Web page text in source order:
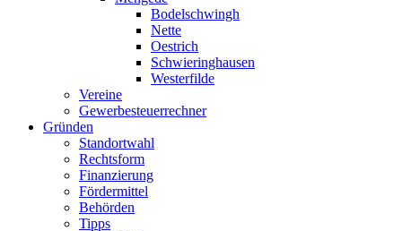
Bodelschwingh
Nette
Oestrich
Schwieringhausen
Westerfilde
Vereine
Gewerbesteuerrechner
Gründen
Standortwahl
Rechtsform
Finanzierung
Fördermittel
Behörden
Tipps